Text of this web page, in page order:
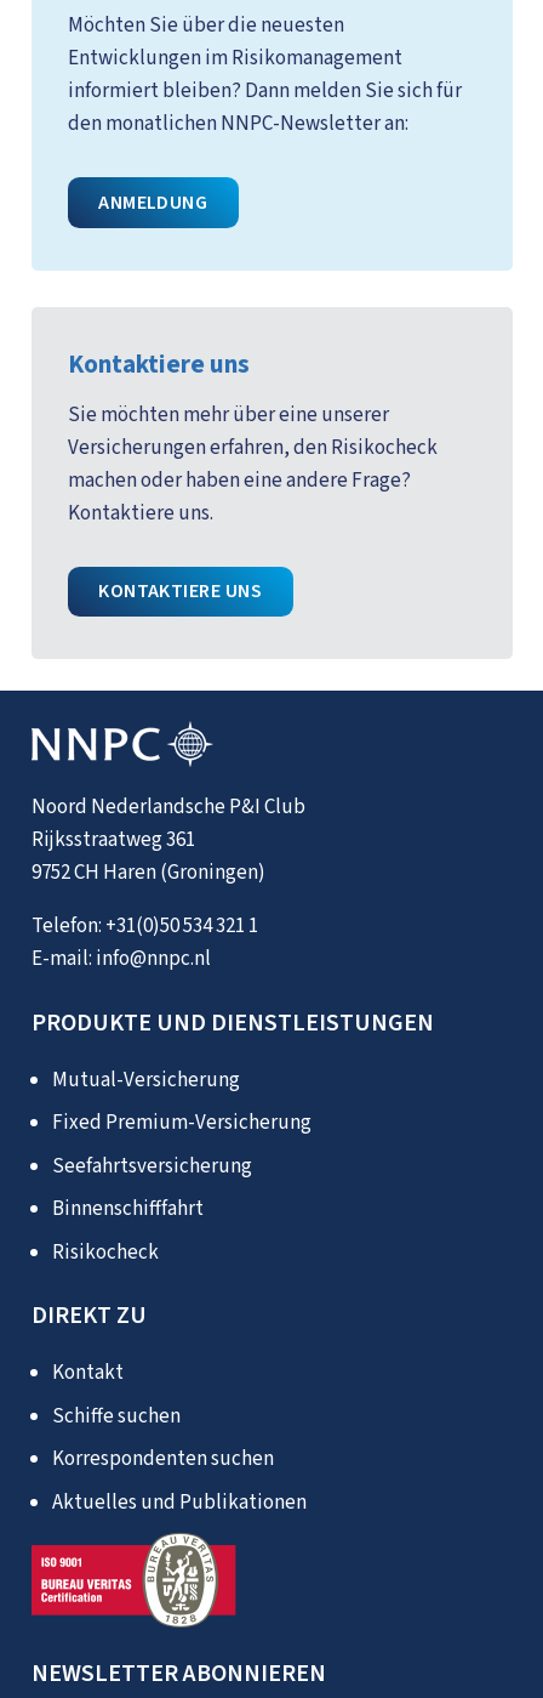
Möchten Sie über die neuesten
Entwicklungen im Risikomanagement
informiert bleiben? Dann melden Sie sich für
den monatlichen NNPC-Newsletter an:
ANMELDUNG
Kontaktiere uns
Sie möchten mehr über eine unserer
Versicherungen erfahren, den Risikocheck
machen oder haben eine andere Frage?
Kontaktiere uns.
KONTAKTIERE UNS
Noord Nederlandsche P&I Club
Rijksstraatweg 361
9752 CH Haren (Groningen)
Telefon: +31(0)50 534 321 1
E-mail: info@nnpc.nl
PRODUKTE UND DIENSTLEISTUNGEN
Mutual-Versicherung
Fixed Premium-Versicherung
Seefahrtsversicherung
Binnenschifffahrt
Risikocheck
DIREKT ZU
Kontakt
Schiffe suchen
Korrespondenten suchen
Aktuelles und Publikationen
NEWSLETTER ABONNIEREN